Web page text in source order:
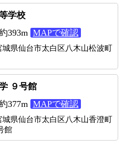
学校
393m MAPで確認
城県仙台市太白区八木山松波町
９号館
377m MAPで確認
城県仙台市太白区八木山香澄町
館